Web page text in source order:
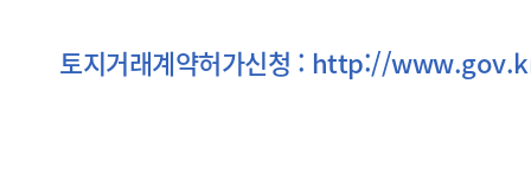
토지거래계약허가신청 : http://